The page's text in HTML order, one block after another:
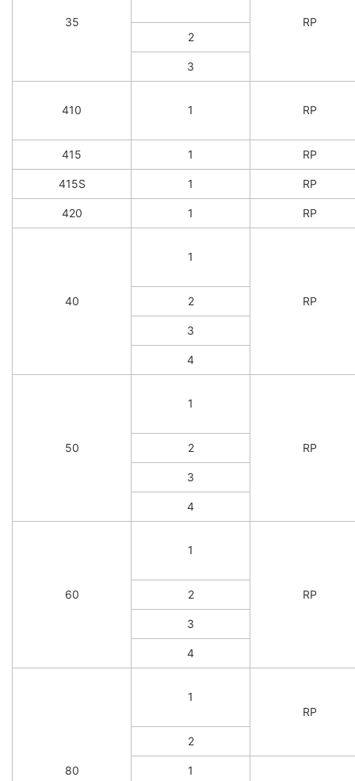
35
RP
2
3
410 1 RP
415 1 RP
415S 1 RP
420 1 RP
40
1
RP
2
3
4
50
1
RP
2
3
4
60
1
RP
2
3
4
80
1
RP
2
1